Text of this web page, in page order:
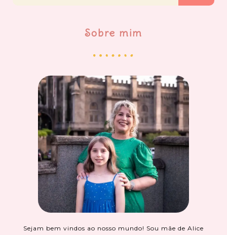
Sobre mim
Sejam bem vindos ao nosso mundo! Sou mãe de Alice